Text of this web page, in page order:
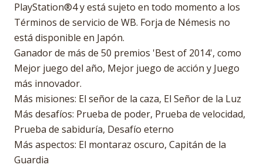
PlayStation®4 y está sujeto en todo momento a los
Términos de servicio de WB. Forja de Némesis no
está disponible en Japón.
Ganador de más de 50 premios 'Best of 2014', como
Mejor juego del año, Mejor juego de acción y Juego
más innovador.
Más misiones: El señor de la caza, El Señor de la Luz
Más desafíos: Prueba de poder, Prueba de velocidad,
Prueba de sabiduría, Desafío eterno
Más aspectos: El montaraz oscuro, Capitán de la
Guardia